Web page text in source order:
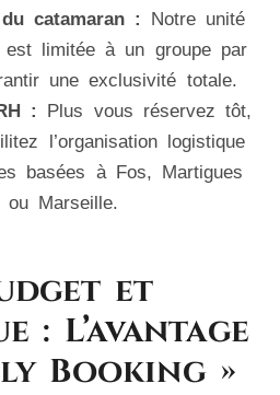
catamaran :
Notre unité
limitée à un groupe par
une exclusivité totale.
:
Plus vous réservez tôt,
l’organisation logistique
basées à Fos, Martigues
ou Marseille.
et
: L’avantage
Booking »